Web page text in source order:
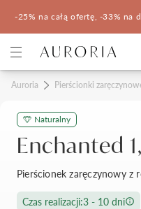
-25% na całą ofertę, -33% na
Kategorie
Pierścionki zaręczynowe
Pomocne
Auroria Pierścionki
Naturalny
Enchanted
Pierścionek zaręczynowy z
Czas realizacji:3 - 10 dni